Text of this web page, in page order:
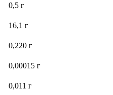
0,5 г
16,1 г
0,220 г
0,00015 г
0,011 г